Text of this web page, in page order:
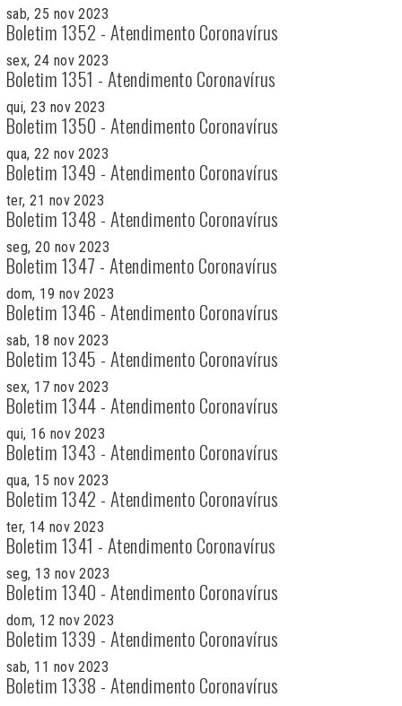
sab, 25 nov 2023
Boletim 1352 - Atendimento Coronavírus
sex, 24 nov 2023
Boletim 1351 - Atendimento Coronavírus
qui, 23 nov 2023
Boletim 1350 - Atendimento Coronavírus
qua, 22 nov 2023
Boletim 1349 - Atendimento Coronavírus
ter, 21 nov 2023
Boletim 1348 - Atendimento Coronavírus
seg, 20 nov 2023
Boletim 1347 - Atendimento Coronavírus
dom, 19 nov 2023
Boletim 1346 - Atendimento Coronavírus
sab, 18 nov 2023
Boletim 1345 - Atendimento Coronavírus
sex, 17 nov 2023
Boletim 1344 - Atendimento Coronavírus
qui, 16 nov 2023
Boletim 1343 - Atendimento Coronavírus
qua, 15 nov 2023
Boletim 1342 - Atendimento Coronavírus
ter, 14 nov 2023
Boletim 1341 - Atendimento Coronavírus
seg, 13 nov 2023
Boletim 1340 - Atendimento Coronavírus
dom, 12 nov 2023
Boletim 1339 - Atendimento Coronavírus
sab, 11 nov 2023
Boletim 1338 - Atendimento Coronavírus